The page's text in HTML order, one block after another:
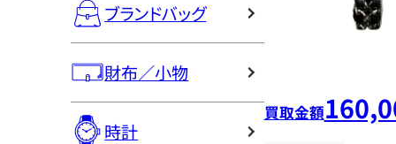
ブランドバッグ
財布／小物
時計
買取金額